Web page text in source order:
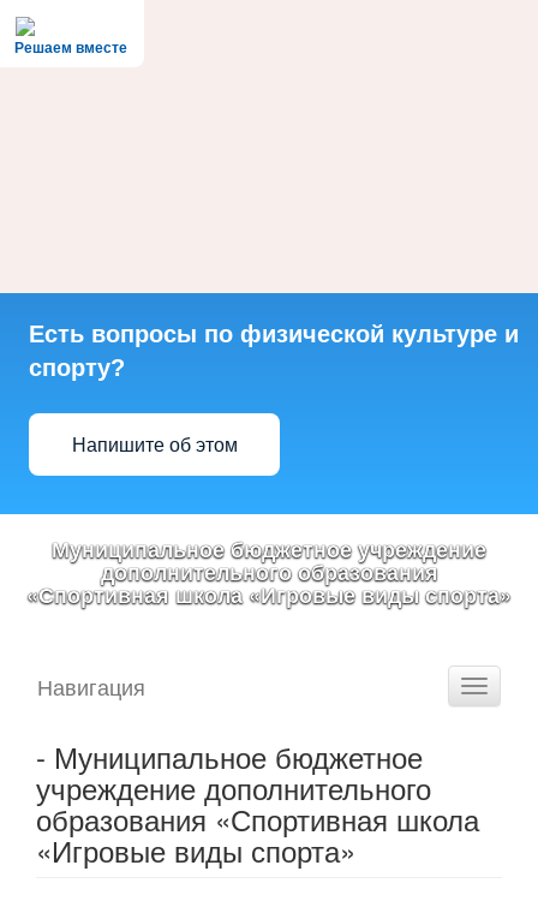
Решаем вместе
Есть вопросы по физической культуре и
спорту?
Напишите об этом
Муниципальное бюджетное учреждение
дополнительного образования
«Спортивная школа «Игровые виды спорта»
Toggle
Навигация
- Муниципальное бюджетное
учреждение дополнительного
образования «Спортивная школа
«Игровые виды спорта»